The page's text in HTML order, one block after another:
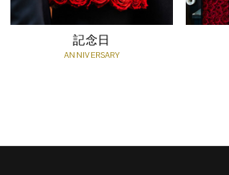
記念日
ANNIVERSARY